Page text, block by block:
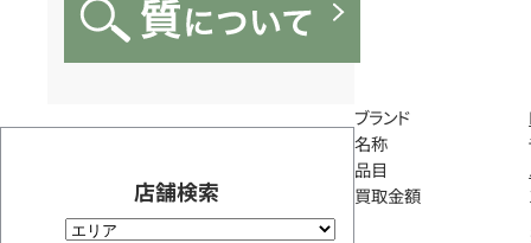
店舗検索
ブランド
名称
品目
買取金額